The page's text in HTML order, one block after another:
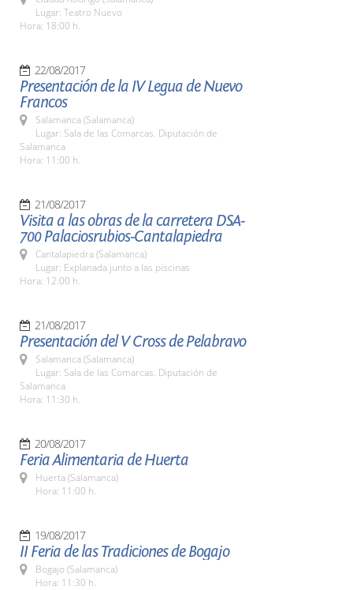
Lugar: Teatro Nuevo
Hora: 18:00 h.
22/08/2017
Presentación de la IV Legua de Nuevo
Francos
Salamanca (Salamanca)
Lugar: Sala de las Comarcas. Diputación de
Salamanca
Hora: 11:00 h.
21/08/2017
Visita a las obras de la carretera DSA-
700 Palaciosrubios-Cantalapiedra
Cantalapiedra (Salamanca)
Lugar: Explanada junto a las piscinas
Hora: 12:00 h.
21/08/2017
Presentación del V Cross de Pelabravo
Salamanca (Salamanca)
Lugar: Sala de las Comarcas. Diputación de
Salamanca
Hora: 11:30 h.
20/08/2017
Feria Alimentaria de Huerta
Huerta (Salamanca)
Hora: 11:00 h.
19/08/2017
II Feria de las Tradiciones de Bogajo
Bogajo (Salamanca)
Hora: 11:30 h.